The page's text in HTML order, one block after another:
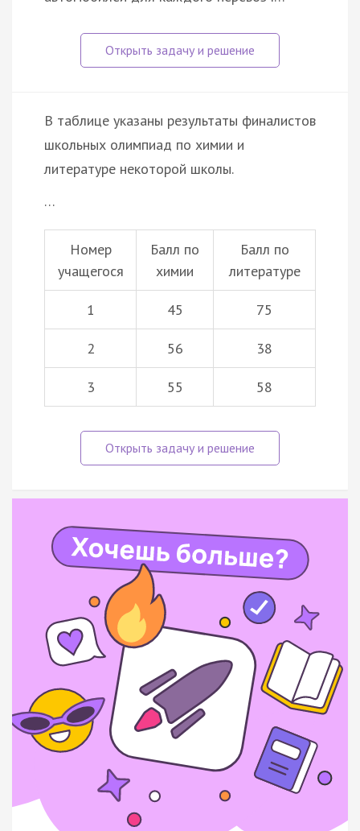
В таблице указаны результаты финалистов
школьных олимпиад по химии и
литературе некоторой школы.
…
Номер
учащегося
Балл по
химии
Балл по
литературе
1 45 75
2 56 38
3 55 58